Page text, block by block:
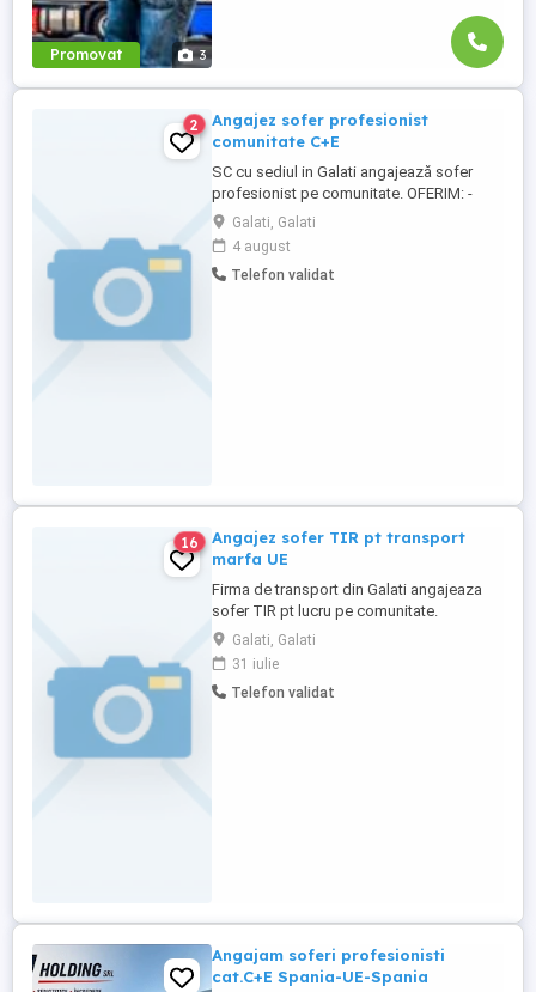
Promovat 3
2
Angajez sofer profesionist
comunitate C+E
SC cu sediul in Galati angajează sofer
profesionist pe comunitate. OFERIM: -
Salariu + diurnă la timp și act acțional la
diurna -Camioane bine întreținute -
Contract pe perioadă nedeterminată -
Respectarea programului de condus și
Galati, Galati
4 august
Telefon validat
16
Angajez sofer TIR pt transport
marfa UE
Firma de transport din Galati angajeaza
sofer TIR pt lucru pe comunitate.
Departamentul 1 86 euro zi+salariu RO pt
Departament:DK, Suedia, Germania,
Austria, Italia, Franta, Spania, Portugalia,
Belgia, Olanda,Polonia etc. Departamentul
Galati, Galati
31 iulie
Telefon validat
Angajam soferi profesionisti
cat.C+E Spania-UE-Spania